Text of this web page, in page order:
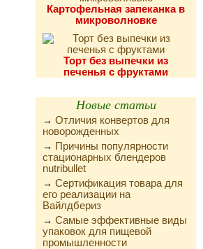
Картофельная запеканка в
микроволновке
Торт без выпечки из
печенья с фруктами
Новые статьи
→ Отличия конвертов для
новорожденных
→ Причины популярности
стационарных блендеров
nutribullet
→ Сертификация товара для
его реализации на
Вайлдбериз
→ Самые эффективные виды
упаковок для пищевой
промышленности